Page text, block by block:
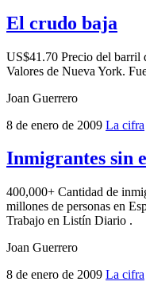
El crudo baja
US$41.70 Precio del barril
Valores de Nueva York.
Joan Guerrero
8 de enero de 2009 La cifra
Inmigrantes sin
400,000+ Cantidad de
millones de personas en
Trabajo en Listín Diario .
Joan Guerrero
8 de enero de 2009 La cifra